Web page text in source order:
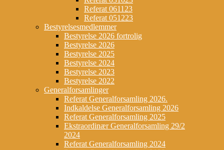
Referat 061123
Referat 051223
Bestyrelsesmedlemmer
Bestyrelse 2026 fortrolig
Bestyrelse 2026
Bestyrelse 2025
Bestyrelse 2024
Bestyrelse 2023
Bestyrelse 2022
Generalforsamlinger
Referat Generalforsamling 2026.
Indkaldelse Generalforsamling 2026
Referat Generalforsamling 2025
Ekstraordinær Generalforsamling 29/2
2024
Referat Generalforsamling 2024